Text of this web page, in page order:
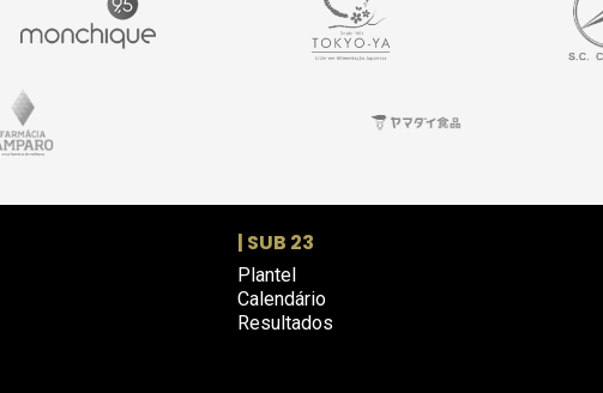
| SUB 23
Plantel
Calendário
Resultados